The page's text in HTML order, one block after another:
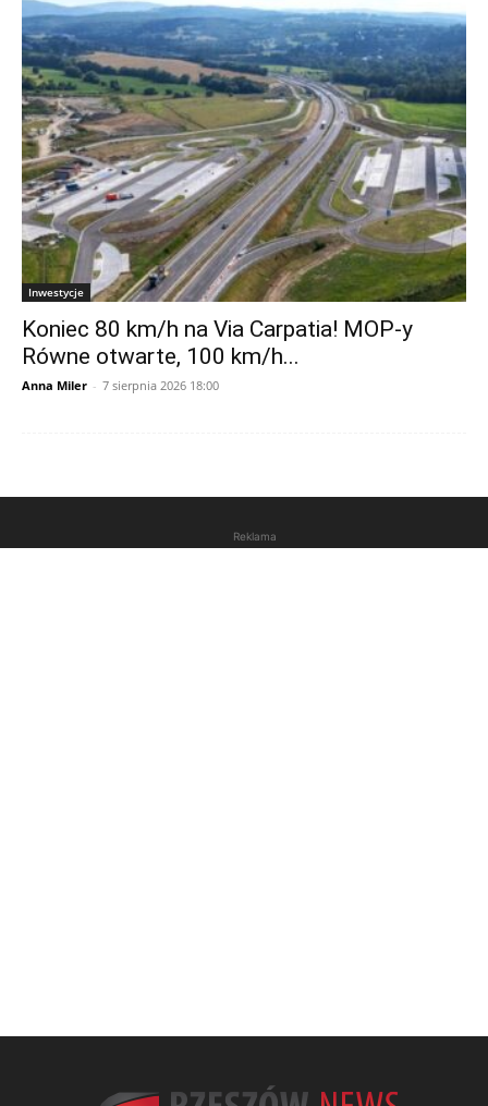
Inwestycje
Koniec 80 km/h na Via Carpatia! MOP-y
Równe otwarte, 100 km/h...
Anna Miler - 7 sierpnia 2026 18:00
Reklama